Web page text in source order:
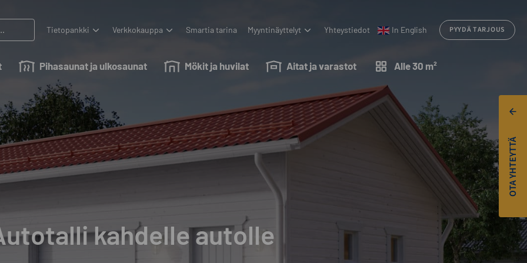
Pihasaunat ja ulkosaunat Mökit ja huvilat Aitat ja varastot Alle 30 m²
Tietopankki Verkkokauppa Smartia tarina Myyntinäyttelyt Yhteystiedot In English PYYDÄ TARJOUS
kahdelle autolle
OTA YHTEYTTÄ